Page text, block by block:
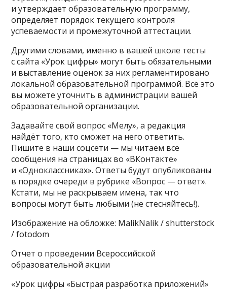
и утверждает образовательную программу,
определяет порядок текущего контроля
успеваемости и промежуточной аттестации.
Другими словами, именно в вашей школе тесты
с сайта «Урок цифры» могут быть обязательными
и выставление оценок за них регламентировано
локальной образовательной программой. Всё это
вы можете уточнить в администрации вашей
образовательной организации.
Задавайте свой вопрос «Мелу», а редакция
найдёт того, кто сможет на него ответить.
Пишите в наши соцсети — мы читаем все
сообщения на страницах во «ВКонтакте»
и «Одноклассниках». Ответы будут опубликованы
в порядке очереди в рубрике «Вопрос — ответ».
Кстати, мы не раскрываем имена, так что
вопросы могут быть любыми (не стесняйтесь!).
Изображение на обложке: MalikNalik / shutterstock
/ fotodom
Отчет о проведении Всероссийской
образовательной акции
«Урок цифры «Быстрая разработка приложений»